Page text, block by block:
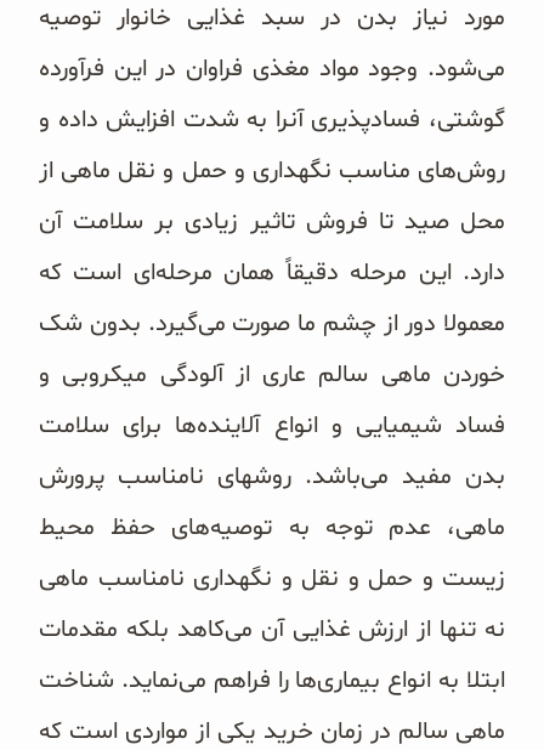
زیتون و روغن زیتون
غلات و دانه‌های سالم
صبحانه و میان وعده
سبوس و جوانه‌ها
پک سلامتی OAB
وبلاگ
مورد نیاز بدن در سبد غذایی خانوار توصیه
می‌‌شود. وجود مواد مغذی فراوان در این فرآورده
گوشتی، فسادپذیری آنرا به شدت افزایش داده و
روش‌های مناسب نگهداری و حمل و نقل ماهی از
محل صید تا فروش تاثیر زیادی بر سلامت آن
دارد. این مرحله دقیقاً همان مرحله‌‌ای است که
معمولا دور از چشم ما صورت می‌‌گیرد. بدون شک
خوردن ماهی سالم عاری از آلودگی میکروبی و
فساد شیمیایی و انواع آلاینده‌‌ها برای سلامت
بدن مفید می‌‌باشد. روشهای نامناسب پرورش
ماهی، عدم توجه به توصیه‌های حفظ محیط
زیست و حمل و نقل و نگهداری نامناسب ماهی
نه تنها از ارزش غذایی آن می‌‌کاهد بلکه مقدمات
ابتلا به انواع بیماری‌ها را فراهم می‌‌نماید. شناخت
ماهی سالم در زمان خرید یکی از مواردی است که